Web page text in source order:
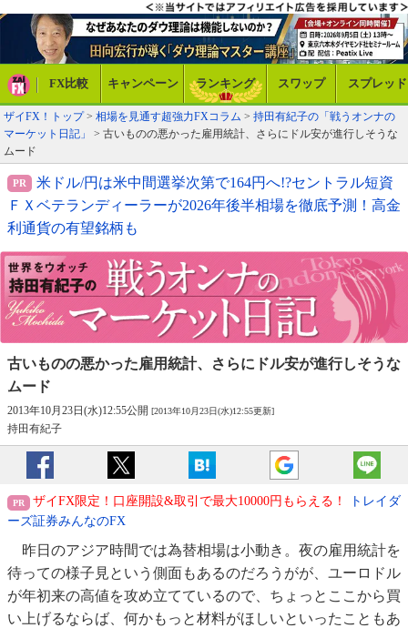
FX比較 キャンペーン ランキング スワップ スプレッド
ザイFX！トップ> 相場を見通す超強力FXコラム > 持田有紀子の「戦うオンナの
マーケット日記」
> 古いものの悪かった雇用統計、さらにドル安が進行しそうな
ムード
米ドル/円は米中間選挙次第で164円へ!?セントラル短資
ＦＸベテランディーラーが2026年後半相場を徹底予測！高金
利通貨の有望銘柄も
古いものの悪かった雇用統計、
さらにドル安が進行しそうな
ムード
2013年10月23日(水)12:55公開 [2013年10月23日(水)12:55更新]
持田有紀子
ザイFX限定！口座開設&取引で最大10000円もらえる！
トレイダ
ーズ証券みんなのFX
昨日のアジア時間では為替相場は小動き。夜の雇用統計を
待っての様子見という側面もあるのだろうがが、ユーロドル
が年初来の高値を攻め立てているので、ちょっとここから買
い上げるならば、何かもっと材料がほしいといったこともあ